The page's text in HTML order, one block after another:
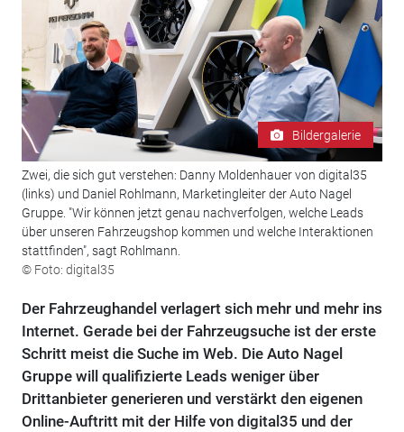
Bildergalerie
Zwei, die sich gut verstehen: Danny Moldenhauer von digital35
(links) und Daniel Rohlmann, Marketingleiter der Auto Nagel
Gruppe. "Wir können jetzt genau nachverfolgen, welche Leads
über unseren Fahrzeugshop kommen und welche Interaktionen
stattfinden", sagt Rohlmann.
© Foto: digital35
Der Fahrzeughandel verlagert sich mehr und mehr ins
Internet. Gerade bei der Fahrzeugsuche ist der erste
Schritt meist die Suche im Web. Die Auto Nagel
Gruppe will qualifizierte Leads weniger über
Drittanbieter generieren und verstärkt den eigenen
Online-Auftritt mit der Hilfe von digital35 und der